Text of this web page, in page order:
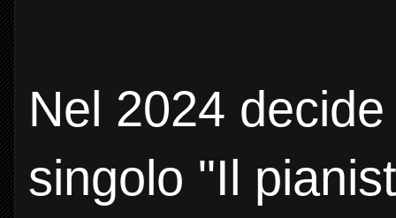
Nel 2024
singolo "Il